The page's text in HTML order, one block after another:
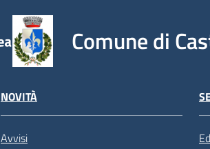
Comune di
NOVITÀ
Avvisi